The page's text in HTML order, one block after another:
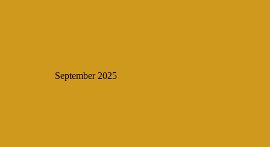
September 2025